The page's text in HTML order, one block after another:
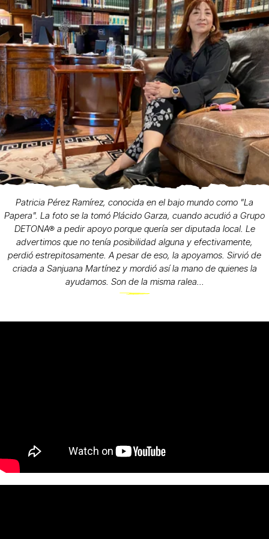
Patricia Pérez Ramírez, conocida en el bajo mundo como "La
Papera". La foto se la tomó Plácido Garza, cuando acudió a Grupo
DETONA® a pedir apoyo porque quería ser diputada local. Le
advertimos que no tenía posibilidad alguna y efectivamente,
perdió estrepitosamente. A pesar de eso, la apoyamos. Sirvió de
criada a Sanjuana Martínez y mordió así la mano de quienes la
ayudamos. Son de la misma ralea...